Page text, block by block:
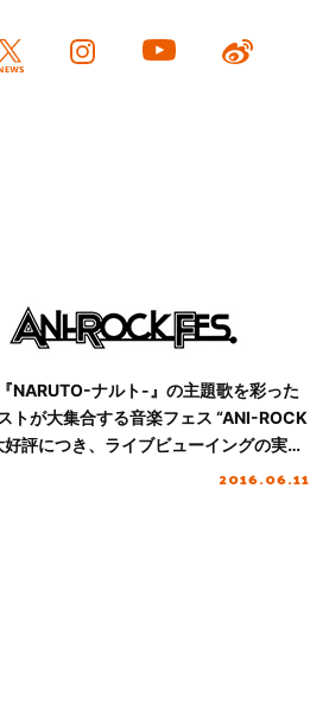
『NARUTO-ナルト-』の主題歌を彩った
トが大集合する音楽フェス “ANI-ROCK
好評につき、ライブビューイングの実施
2016.06.11